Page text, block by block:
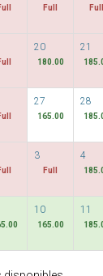
nos tarifs les
DATES FLEXIBLES
@
Full Full
20
180.00
21
27
165.00
28
3
Full
4
10
165.00
11